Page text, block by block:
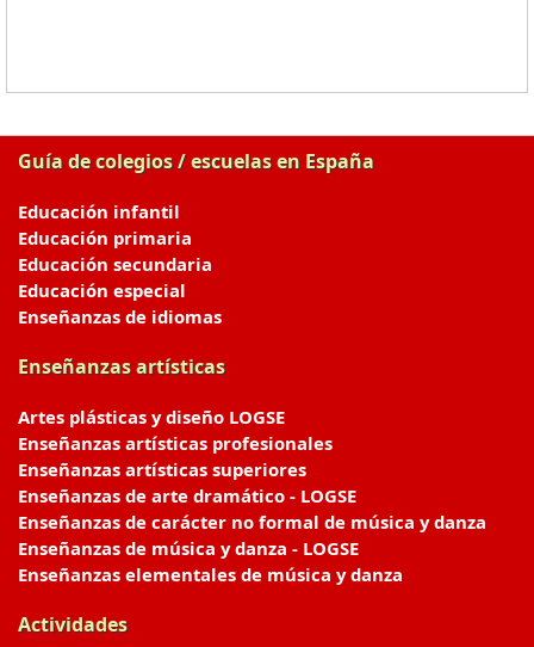
Guía de colegios / escuelas en España
Educación infantil
Educación primaria
Educación secundaria
Educación especial
Enseñanzas de idiomas
Enseñanzas artísticas
Artes plásticas y diseño LOGSE
Enseñanzas artísticas profesionales
Enseñanzas artísticas superiores
Enseñanzas de arte dramático - LOGSE
Enseñanzas de carácter no formal de música y danza
Enseñanzas de música y danza - LOGSE
Enseñanzas elementales de música y danza
Actividades